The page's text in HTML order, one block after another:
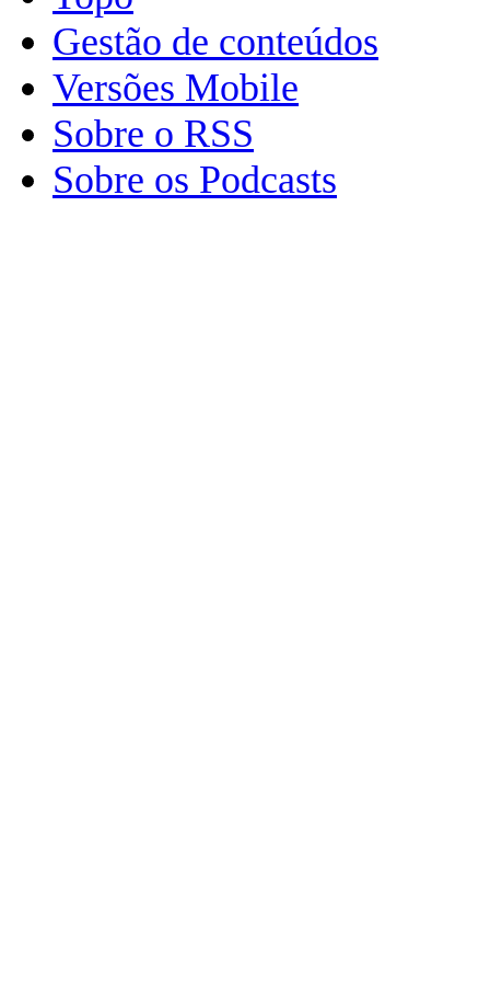
Gestão de conteúdos
Versões Mobile
Sobre o RSS
Sobre os Podcasts